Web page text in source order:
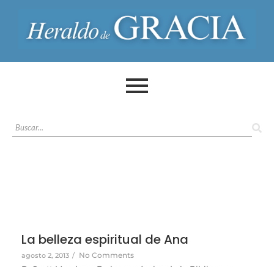
La belleza espiritual de Ana
agosto 2, 2013 / No Comments